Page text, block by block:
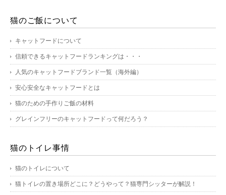
猫のご飯について
キャットフードについて
信頼できるキャットフードランキングは・・・
人気のキャットフードブランド一覧（海外編）
安心安全なキャットフードとは
猫のための手作りご飯の材料
グレインフリーのキャットフードって何だろう？
猫のトイレ事情
猫のトイレについて
猫トイレの置き場所どこに？どうやって？猫専門シッターが解説！